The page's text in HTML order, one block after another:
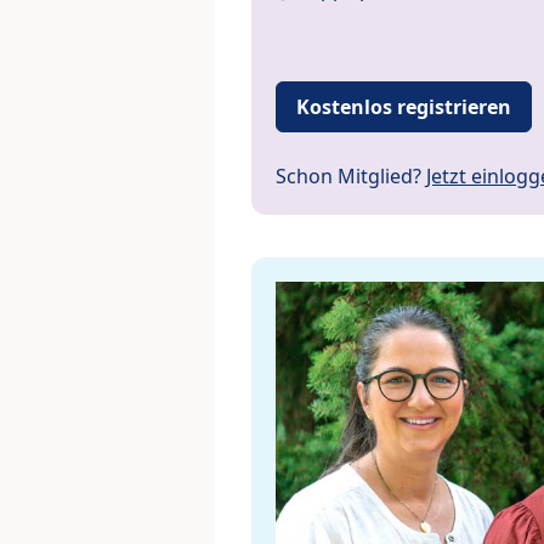
Kostenlos registrieren
Schon Mitglied? Jetzt